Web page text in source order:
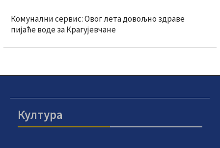
Комунални сервис: Овог лета довољно здраве
пијаће воде за Крагујевчане
Култура